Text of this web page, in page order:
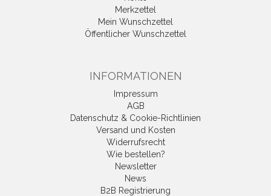
Merkzettel
Mein Wunschzettel
Öffentlicher Wunschzettel
INFORMATIONEN
Impressum
AGB
Datenschutz & Cookie-Richtlinien
Versand und Kosten
Widerrufsrecht
Wie bestellen?
Newsletter
News
B2B Registrierung